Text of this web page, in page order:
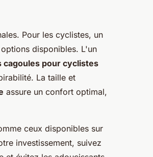
Pour les cyclistes, un
disponibles. L'un
cagoules pour cyclistes
La taille et
assure un confort optimal,
ceux disponibles sur
investissement, suivez